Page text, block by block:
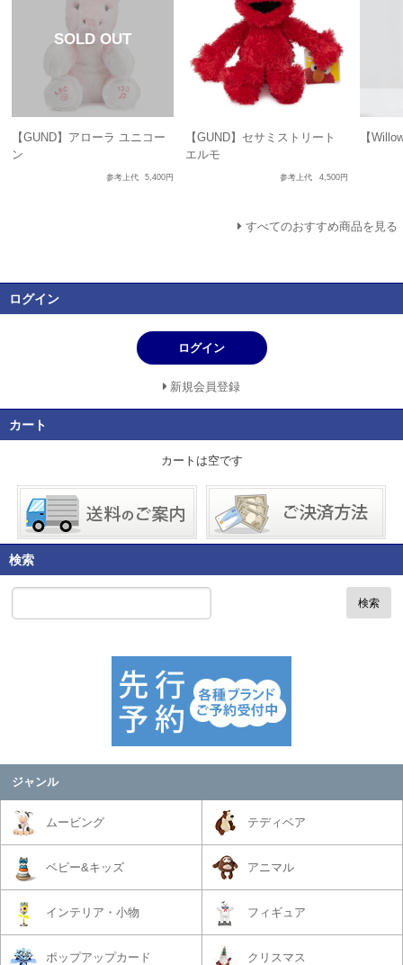
【GUND】アローラ ユニコー
ン
参考上代 5,400円
【GUND】セサミストリート
エルモ
参考上代 4,500円
【
すべてのおすすめ商品を見る
ログイン
ログイン
新規会員登録
カート
カートは空です
検索
検索
ジャンル
ムービング テディベア
ベビー&キッズ アニマル
インテリア・小物 フィギュア
ポップアップカード クリスマス